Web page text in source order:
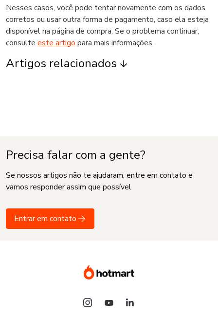
Nesses casos, você pode tentar novamente com os dados
corretos ou usar outra forma de pagamento, caso ela esteja
disponível na página de compra. Se o problema continuar,
consulte este artigo para mais informações.
Artigos relacionados
Precisa falar com a gente?
Se nossos artigos não te ajudaram, entre em contato e
vamos responder assim que possível
Entrar em contato